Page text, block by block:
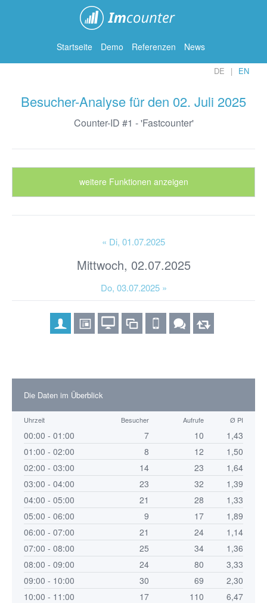
Startseite Demo Referenzen News
DE EN
Besucher-Analyse für den 02. Juli 2025
Counter-ID #1 - 'Fastcounter'
weitere Funktionen anzeigen
« Di, 01.07.2025
Mittwoch, 02.07.2025
Do, 03.07.2025 »
Die Daten im Überblick
Uhrzeit Besucher Aufrufe Ø PI
00:00 - 01:00 7 10
1,43
01:00 - 02:00
8 12
1,50
02:00 - 03:00
14 23
1,64
03:00 - 04:00
23 32
1,39
04:00 - 05:00
21 28
1,33
05:00 - 06:00
9 17
1,89
06:00 - 07:00
21 24
1,14
07:00 - 08:00
25 34
1,36
08:00 - 09:00
24 80
3,33
09:00 - 10:00
30 69
2,30
10:00 - 11:00
17 110
6,47